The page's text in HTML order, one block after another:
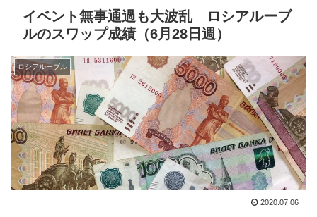
イベント無事通過も大波乱 ロシアルーブ
ルのスワップ成績（6月28日週）
ロシアルーブル
2020.07.06